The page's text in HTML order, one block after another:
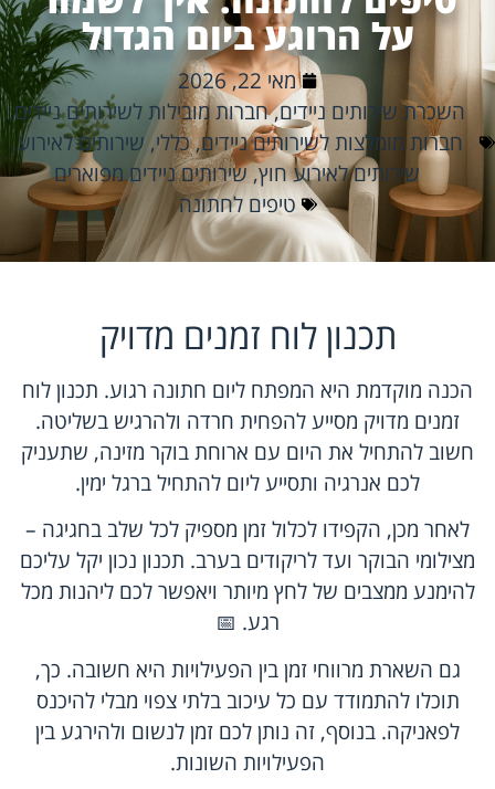
על הרוגע ביום הגדול
מאי 22, 2026
השכרת שירותים ניידים,חברות מובילות לשירותים ניידים,
חברות מומלצות לשירותים ניידים,כללי,שירותים לאירוע,
שירותים לאירוע חוץ,שירותים ניידים מפוארים
טיפים לחתונה
תכנון לוח זמנים מדויק
הכנה מוקדמת היא המפתח ליום חתונה רגוע. תכנון לוח
זמנים מדויק מסייע להפחית חרדה ולהרגיש בשליטה.
חשוב להתחיל את היום עם ארוחת בוקר מזינה, שתעניק
לכם אנרגיה ותסייע ליום להתחיל ברגל ימין.
לאחר מכן, הקפידו לכלול זמן מספיק לכל שלב בחגיגה –
מצילומי הבוקר ועד לריקודים בערב. תכנון נכון יקל עליכם
להימנע ממצבים של לחץ מיותר ויאפשר לכם ליהנות מכל
רגע. 📅
גם השארת מרווחי זמן בין הפעילויות היא חשובה. כך,
תוכלו להתמודד עם כל עיכוב בלתי צפוי מבלי להיכנס
לפאניקה. בנוסף, זה נותן לכם זמן לנשום ולהירגע בין
הפעילויות השונות.